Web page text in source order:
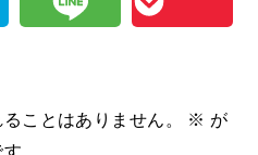
ことはありません。 ※ が